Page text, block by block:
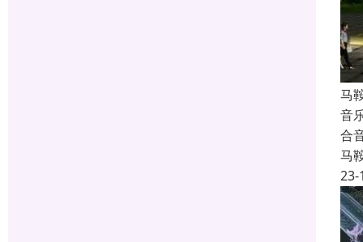
马
音
合
马
23-